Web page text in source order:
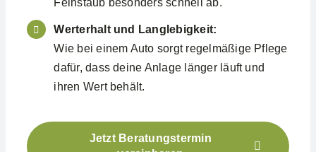
Werterhalt und Langlebigkeit:
Wie bei einem Auto sorgt regelmäßige Pflege
dafür, dass deine Anlage länger läuft und
ihren Wert behält.
Jetzt Beratungstermin